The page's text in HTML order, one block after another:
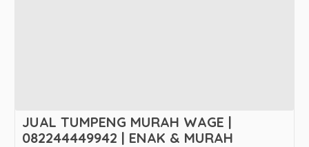
JUAL TUMPENG MURAH WAGE |
082244449942 | ENAK & MURAH